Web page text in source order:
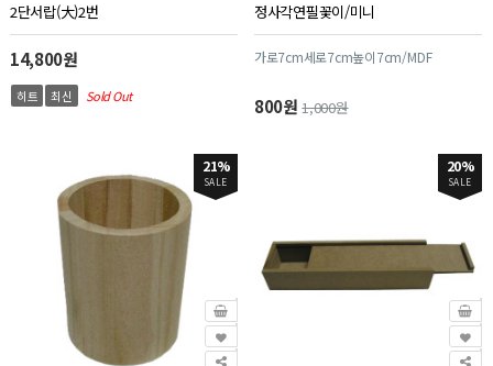
2단서랍(大)2번
14,800원
히트 최신 Sold Out
정사각연필꽃이/미니
가로7cm세로7cm높이7cm/MDF
800원1,000원
21%
SALE
20%
SALE